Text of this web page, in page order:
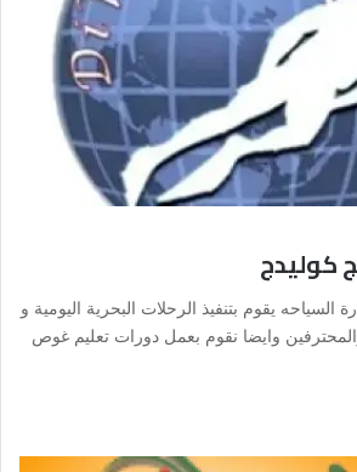
كوليدج
يقوم بتنفيذ الرحلات البحرية اليومية و
وايضا نقوم بعمل دورات تعليم غوص